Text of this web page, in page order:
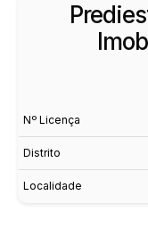
Nº Licença
Distrito
Localidade